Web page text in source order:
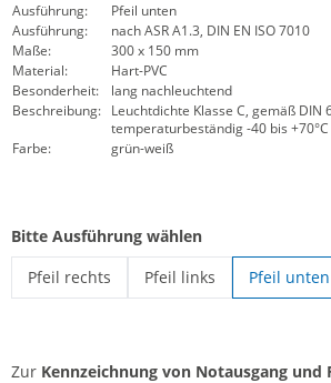
Ausführung:
Pfeil unten
Ausführung:
nach ASR A1.3, DIN EN ISO 7010
Maße:
300 x 150 mm
Material:
Hart-PVC
Besonderheit:
lang nachleuchtend
Beschreibung: Leuchtdichte Klasse C, gemäß DIN
temperaturbeständig -40 bis +70°C
Farbe:
grün-weiß
Bitte Ausführung wählen
Pfeil rechts
Pfeil links
Pfeil unten
Zur Kennzeichnung von Notausgang und